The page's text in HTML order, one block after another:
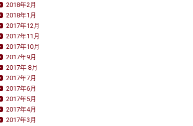
2018年2月
2018年1月
2017年12月
2017年11月
2017年10月
2017年9月
2017年 8月
2017年7月
2017年6月
2017年5月
2017年4月
2017年3月